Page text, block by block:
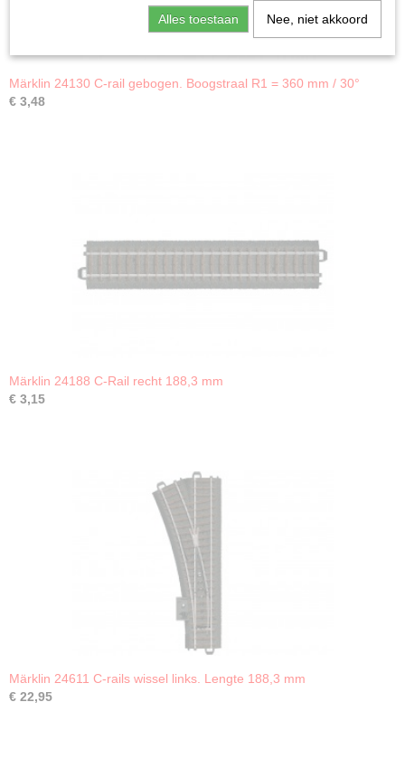
Märklin 24130 C-rail gebogen. Boogstraal R1 = 360 mm / 30°
€ 3,48
Märklin 24188 C-Rail recht 188,3 mm
€ 3,15
Märklin 24611 C-rails wissel links. Lengte 188,3 mm
€ 22,95
Alles toestaan Nee, niet akkoord